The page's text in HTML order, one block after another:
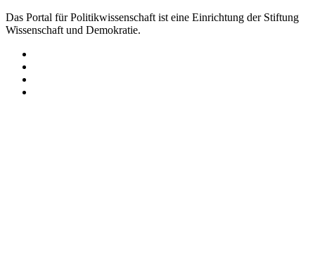
Das Portal für Politikwissenschaft ist eine Einrichtung der Stiftung
Wissenschaft und Demokratie.